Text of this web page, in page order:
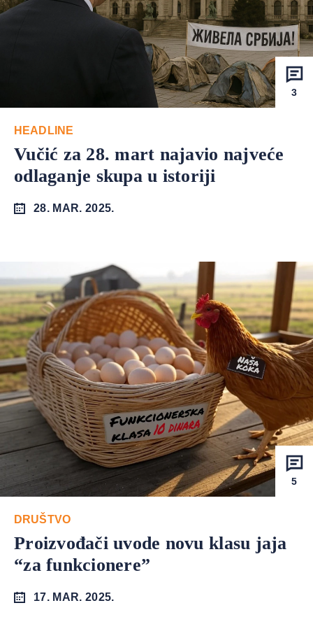
3
HEADLINE
Vučić za 28. mart najavio najveće
odlaganje skupa u istoriji
28. MAR. 2025.
5
DRUŠTVO
Proizvođači uvode novu klasu jaja
“za funkcionere”
17. MAR. 2025.